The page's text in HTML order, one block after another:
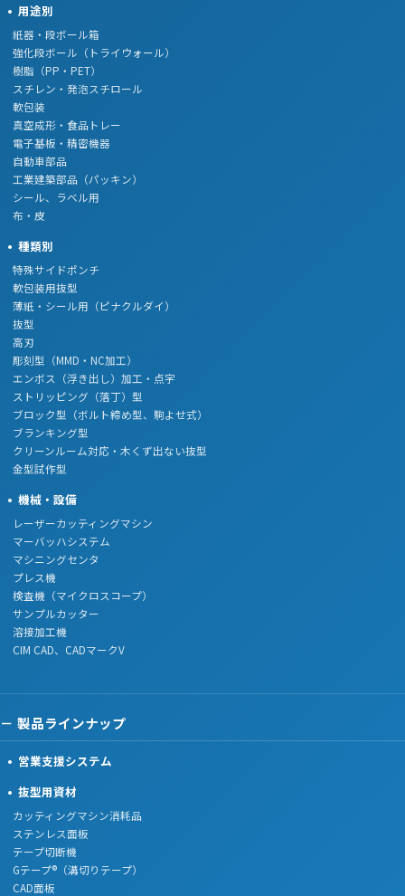
用途別
紙器・段ボール箱
強化段ボール（トライウォール）
樹脂（PP・PET）
スチレン・発泡スチロール
軟包装
真空成形・食品トレー
電子基板・精密機器
自動車部品
工業建築部品（パッキン）
シール、ラベル用
布・皮
種類別
特殊サイドポンチ
軟包装用抜型
薄紙・シール用（ピナクルダイ）
抜型
高刃
彫刻型（MMD・NC加工）
エンボス（浮き出し）加工・点字
ストリッピング（落丁）型
ブロック型（ボルト締め型、駒よせ式）
ブランキング型
クリーンルーム対応・木くず出ない抜型
金型試作型
機械・設備
レーザーカッティングマシン
マーバッハシステム
マシニングセンタ
プレス機
検査機（マイクロスコープ）
サンプルカッター
溶接加工機
CIM CAD、CADマークV
製品ラインナップ
営業支援システム
抜型用資材
カッティングマシン消耗品
ステンレス面板
テープ切断機
Gテープ®（溝切りテープ）
CAD面板